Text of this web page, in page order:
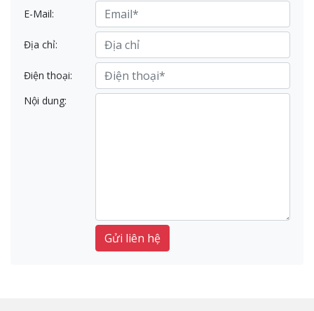
E-Mail:
Địa chỉ:
Điện thoại:
Nội dung: